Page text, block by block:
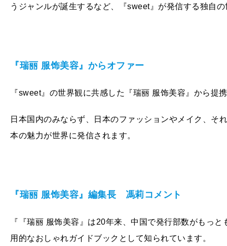
うジャンルが誕生するなど、『sweet』が発信する独自
『瑞丽 服饰美容』からオファー
『sweet』の世界観に共感した『瑞丽 服饰美容』から提
日本国内のみならず、日本のファッションやメイク、そ
本の魅力が世界に発信されます。
『瑞丽 服饰美容』編集長 馮莉コメント
『『瑞丽 服饰美容』は20年来、中国で発行部数がもっ
用的なおしゃれガイドブックとして知られています。